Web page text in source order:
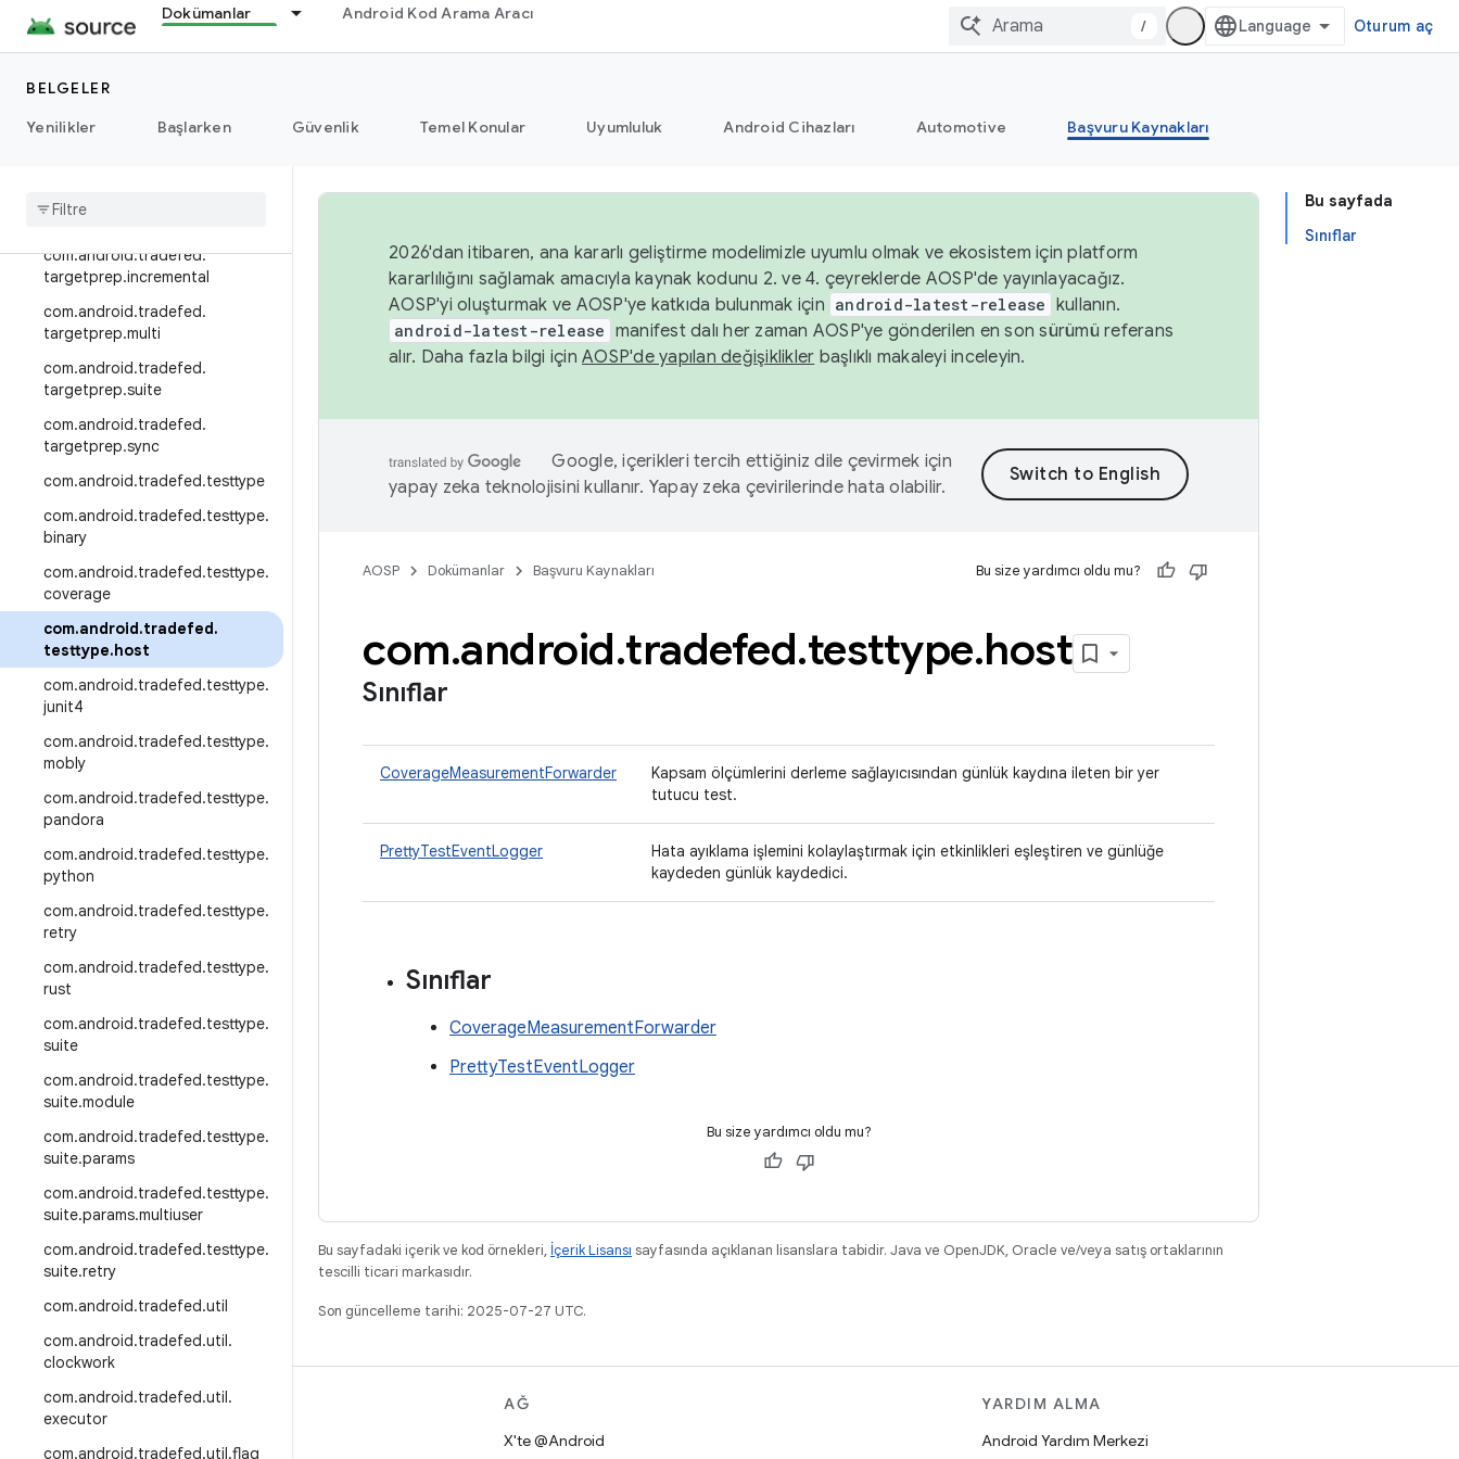
Dokümanlar Android Kod Arama Aracı
/ Oturum aç
BELGELER
Yenilikler
Başlarken Güvenlik Temel Konular Uyumluluk Android Cihazları Automotive Başvuru Kaynakları
com.android.tradefed.targetpre
p
com.android.tradefed.targetpre
tradefed
com
targetprep
com.android.tradefed.
targetprep.incremental
com.android.tradefed.
targetprep.multi
com.android.tradefed.
targetprep.suite
com.android.tradefed.
targetprep.sync
com.android.tradefed.testtype
com.android.tradefed.testtype.
binary
com.android.tradefed.testtype.
coverage
com.android.tradefed.
testtype.host
com.android.tradefed.testtype.
junit4
com.android.tradefed.testtype.
mobly
com.android.tradefed.testtype.
pandora
com.android.tradefed.testtype.
python
com.android.tradefed.testtype.
retry
com.android.tradefed.testtype.
rust
com.android.tradefed.testtype.
suite
com.android.tradefed.testtype.
suite.module
com.android.tradefed.testtype.
suite.params
com.android.tradefed.testtype.
suite.params.multiuser
com.android.tradefed.testtype.
suite.retry
com.android.tradefed.util
com.android.tradefed.util.
clockwork
com.android.tradefed.util.
executor
com.android.tradefed.util.flag
Bu sayfada
Sınıflar
2026'dan itibaren, ana kararlı geliştirme modelimizle uyumlu olmak ve ekosistem için platform
kararlılığını sağlamak amacıyla kaynak kodunu 2. ve 4. çeyreklerde AOSP'de yayınlayacağız.
AOSP'yi oluşturmak ve AOSP'ye katkıda bulunmak için android-latest-release kullanın.
android-latest-release manifest dalı her zaman AOSP'ye gönderilen en son sürümü referans
alır. Daha fazla bilgi için AOSP'de yapılan değişiklikler başlıklı makaleyi inceleyin.
Google, içerikleri tercih ettiğiniz dile çevirmek için
yapay zeka teknolojisini kullanır. Yapay zeka çevirilerinde hata olabilir.
AOSP Dokümanlar Başvuru Kaynakları Bu size yardımcı oldu mu?
com.android.tradefed.testtype.host
Sınıflar
CoverageMeasurementForwarder
Kapsam ölçümlerini derleme sağlayıcısından günlük kaydına ileten bir yer
tutucu test.
PrettyTestEventLogger
Hata ayıklama işlemini kolaylaştırmak için etkinlikleri eşleştiren ve günlüğe
kaydeden günlük kaydedici.
Sınıflar
CoverageMeasurementForwarder
PrettyTestEventLogger
Bu size yardımcı oldu mu?
Bu sayfadaki içerik ve kod örnekleri, İçerik Lisansı sayfasında açıklanan lisanslara tabidir. Java ve OpenJDK, Oracle ve/veya satış ortaklarının
tescilli ticari markasıdır.
Son güncelleme tarihi: 2025-07-27 UTC.
DERLEME
AĞ
X'te @Android
YARDIM ALMA
Android Yardım Merkezi